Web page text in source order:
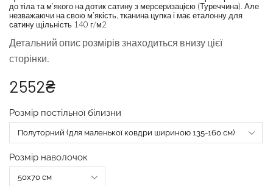
до тіла та м’якого на дотик сатину з мерсеризацією (Туреччина). Але
незважаючи на свою м’якість, тканина цупка і має еталонну для
сатину щільність 140 г/м2
Детальний опис розмірів знаходиться внизу цієї
сторінки.
2552₴
Розмір постільної білизни
Розмір наволочок